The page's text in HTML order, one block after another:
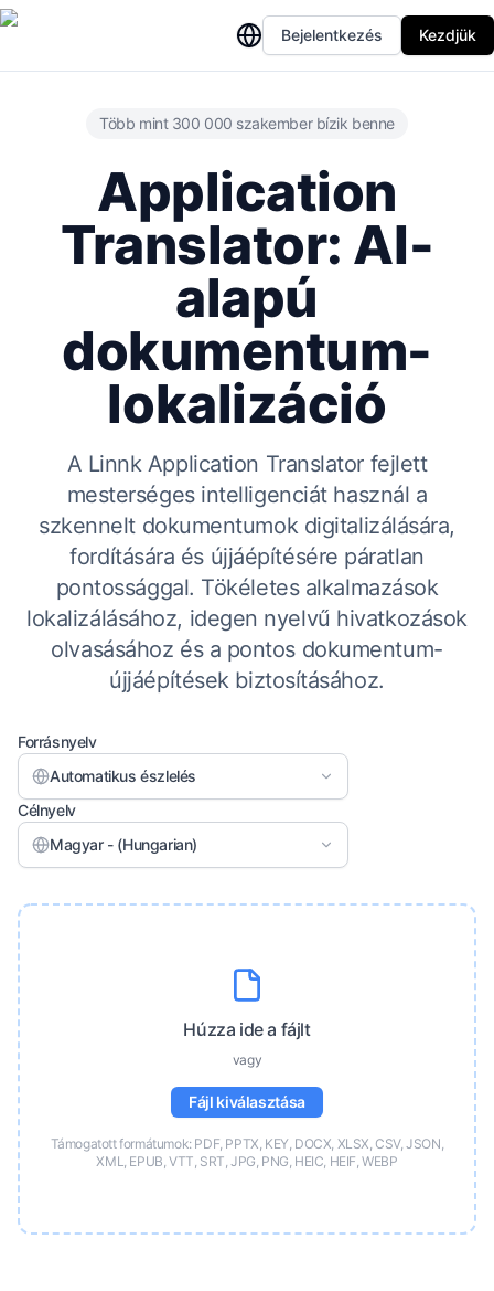
Bejelentkezés Kezdjük
Több mint 300 000 szakember bízik benne
Application
Translator: AI-
alapú
dokumentum-
lokalizáció
A Linnk Application Translator fejlett
mesterséges intelligenciát használ a
szkennelt dokumentumok digitalizálására,
fordítására és újjáépítésére páratlan
pontossággal. Tökéletes alkalmazások
lokalizálásához, idegen nyelvű hivatkozások
olvasásához és a pontos dokumentum-
újjáépítések biztosításához.
Forrásnyelv
Automatikus észlelés
Célnyelv
Magyar - (Hungarian)
Húzza ide a fájlt
vagy
Fájl kiválasztása
Támogatott formátumok: PDF, PPTX, KEY, DOCX, XLSX, CSV, JSON,
XML, EPUB, VTT, SRT, JPG, PNG, HEIC, HEIF, WEBP